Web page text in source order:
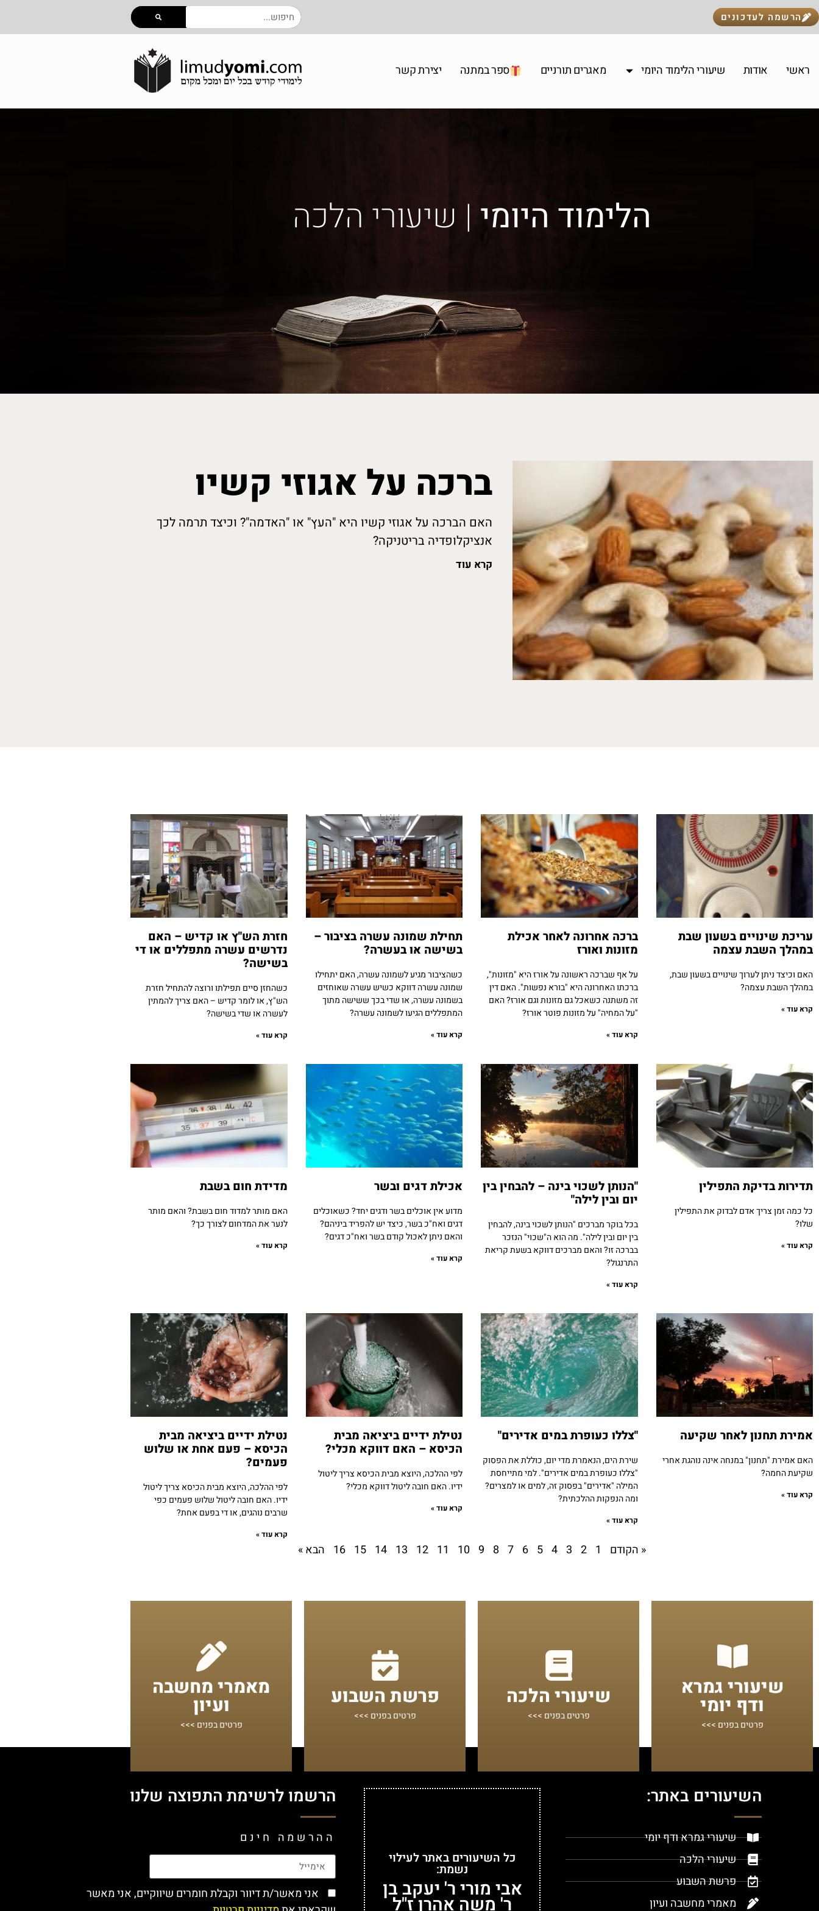
הרשמה לעדכונים
ראשי אודות שיעורי הלימוד היומי מאגרים תורניים ספר במתנה יצירת קשר
הלימוד היומי | שיעורי הלכה
ברכה על אגוזי קשיו
האם הברכה על אגוזי קשיו היא "העץ" או "האדמה"? וכיצד תרמה לכך
אנציקלופדיה בריטניקה?
קרא עוד
עריכת שינויים בשעון שבת
במהלך השבת עצמה
האם וכיצד ניתן לערוך שינויים בשעון שבת,
במהלך השבת עצמה?
קרא עוד »
ברכה אחרונה לאחר אכילת
מזונות ואורז
על אף שברכה ראשונה על אורז היא "מזונות",
ברכתו האחרונה היא "בורא נפשות". האם דין
זה משתנה כשאכל גם מזונות וגם אורז? האם
"על המחיה" על מזונות פוטר אורז?
קרא עוד »
תחילת שמונה עשרה בציבור –
בשישה או בעשרה?
כשהציבור מגיע לשמונה עשרה, האם יתחילו
שמונה עשרה דווקא כשיש עשרה שאוחזים
בשמונה עשרה, או שדי בכך ששישה מתוך
המתפללים הגיעו לשמונה עשרה?
קרא עוד »
חזרת הש"ץ או קדיש – האם
נדרשים עשרה מתפללים או די
בשישה?
כשהחזן סיים תפילתו ורוצה להתחיל חזרת
הש"ץ, או לומר קדיש – האם צריך להמתין
לעשרה או שדי בשישה?
קרא עוד »
תדירות בדיקת התפילין
כל כמה זמן צריך אדם לבדוק את התפילין
שלו?
קרא עוד »
"הנותן לשכוי בינה – להבחין בין
יום ובין לילה"
בכל בוקר מברכים "הנותן לשכוי בינה, להבחין
בין יום ובין לילה". מה הוא ה"שכוי" הנזכר
בברכה זו? והאם מברכים דווקא בשעת קריאת
התרנגול?
קרא עוד »
אכילת דגים ובשר
מדוע אין אוכלים בשר ודגים יחד? כשאוכלים
דגים ואח"כ בשר, כיצד יש להפריד ביניהם?
והאם ניתן לאכול קודם בשר ואח"כ דגים?
קרא עוד »
מדידת חום בשבת
האם מותר למדוד חום בשבת? והאם מותר
לנער את המדחום לצורך כך?
קרא עוד »
אמירת תחנון לאחר שקיעה
האם אמירת "תחנון" במנחה אינה נוהגת אחרי
שקיעת החמה?
קרא עוד »
"צללו כעופרת במים אדירים"
שירת הים, הנאמרת מדי יום, כוללת את הפסוק
"צללו כעופרת במים אדירים". למי מתייחסת
המילה "אדירים" בפסוק זה, למים או למצרים?
ומה הנפקות ההלכתית?
קרא עוד »
נטילת ידיים ביציאה מבית
הכיסא – האם דווקא מכלי?
לפי ההלכה, היוצא מבית הכיסא צריך ליטול
ידיו. האם חובה ליטול דווקא מכלי?
קרא עוד »
נטילת ידיים ביציאה מבית
הכיסא – פעם אחת או שלוש
פעמים?
לפי ההלכה, היוצא מבית הכיסא צריך ליטול
ידיו. האם חובה ליטול שלוש פעמים כפי
שרבים נוהגים, או די בפעם אחת?
קרא עוד »
« הקודם 1
2
3
4
5
6
7
8
9
10
11
12
13
14
15
16 הבא »
שיעורי גמרא
ודף יומי
פרטים בפנים >>>
שיעורים על הדף היומי ומסכתות
נוספות
מתחילים מכאן!
שיעורי הלכה
פרטים בפנים >>>
הלכות אקטואליות לפי נושאים,
מוגשות בצורה בהירה ותמציתית
מתחילים מכאן!
פרשת השבוע
פרטים בפנים >>>
ומאמרים על פרשיות השבוע
מתחילים מכאן!
מאמרי מחשבה
ועיון
פרטים בפנים >>>
שיעורים ומאמרי תורה במגוון
נושאים
מתחילים מכאן!
השיעורים באתר:
שיעורי גמרא ודף יומי
שיעורי הלכה
פרשת השבוע
מאמרי מחשבה ועיון
כל השיעורים באתר לעילוי
נשמת:
אבי מורי ר' יעקב בן
ר' משה אהרן ז"ל
הרשמו לרשימת התפוצה שלנו
ההרשמה חינם
אני מאשר/ת דיוור וקבלת חומרים שיווקיים, אני מאשר